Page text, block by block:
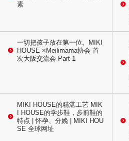
素
一切把孩子放在第一位。MIKI
HOUSE ×Meilimama协会 首
次大阪交流会 Part-1
MIKI HOUSE的精湛工艺 MIK
I HOUSE的学步鞋，步前鞋的
特点 | 怀孕、分娩 | MIKI HOU
SE 全球网址